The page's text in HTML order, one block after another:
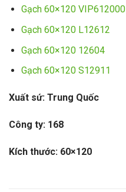
Gạch 60×120 VIP612000
Gạch 60×120 L12612
Gạch 60×120 12604
Gạch 60×120 S12911
Xuất sứ: Trung Quốc
Công ty: 168
Kích thước: 60×120